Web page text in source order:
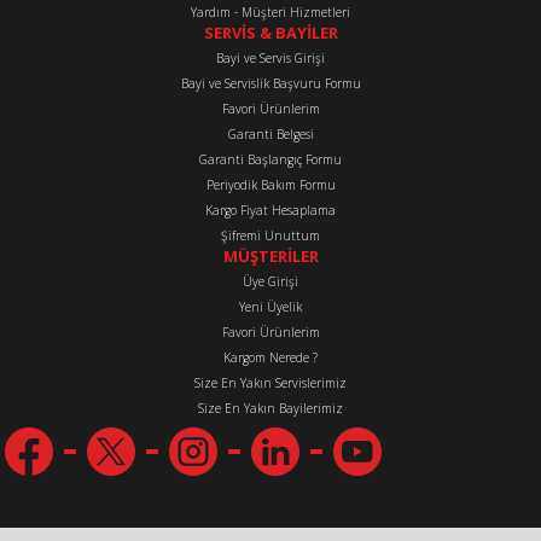
Gönder
Yardım - Müşteri Hizmetleri
SERVİS & BAYİLER
Bayi ve Servis Girişi
Bayi ve Servislik Başvuru Formu
Favori Ürünlerim
Garanti Belgesi
Garanti Başlangıç Formu
Periyodik Bakım Formu
Kargo Fiyat Hesaplama
Şifremi Unuttum
MÜŞTERİLER
Üye Girişi
Yeni Üyelik
Favori Ürünlerim
Kargom Nerede ?
Size En Yakın Servislerimiz
Size En Yakın Bayilerimiz